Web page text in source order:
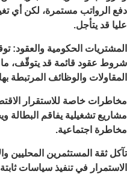
دفع الرواتب مستمرة، لكن أي
عليا قد يتأجل.
المشتريات الحكومية والعقود:
شروط عقود قائمة قد يتوقّف، ما
المقاولات والوظائف المرتبطة
مخاطرات خاصة للاستقرار
مشاريع تشغيلية يفاقم
مخاطرة اجتماعية.
تآكل ثقة المستثمرين المحليين
الاستمرار في تنفيذ سياسات